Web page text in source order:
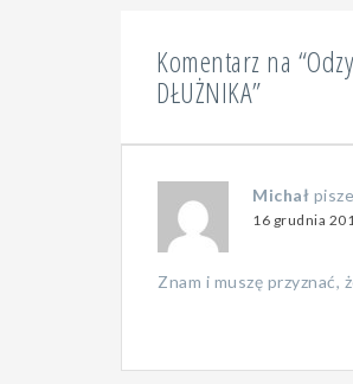
Komentarz na “
DŁUŻNIKA”
Michał
16 grudnia
Znam i muszę przyznać,